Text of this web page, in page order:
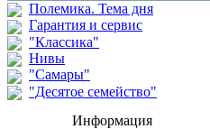
Полемика. Тема дня
Гарантия и сервис
"Классика"
Нивы
"Самары"
"Десятое семейство"
Информация